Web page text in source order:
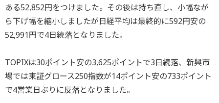
ある52,852円をつけました。その後は持ち直し、小幅なが
ら下げ幅を縮小しましたが日経平均は最終的に592円安の
52,991円で4日続落となりました。
TOPIXは30ポイント安の3,625ポイントで3日続落、新興市
場では東証グロース250指数が14ポイント安の733ポイント
で4営業日ぶりに反落となりました。